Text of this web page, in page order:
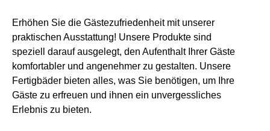
Erhöhen Sie die Gästezufriedenheit mit unserer
praktischen Ausstattung! Unsere Produkte sind
speziell darauf ausgelegt, den Aufenthalt Ihrer Gäste
komfortabler und angenehmer zu gestalten. Unsere
Fertigbäder bieten alles, was Sie benötigen, um Ihre
Gäste zu erfreuen und ihnen ein unvergessliches
Erlebnis zu bieten.